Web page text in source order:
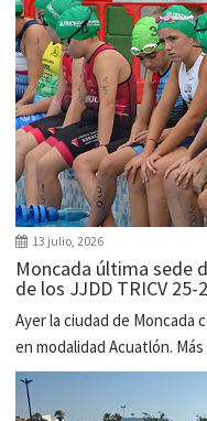
13 julio, 2026
Moncada última sede
de los JJDD TRICV 25-
Ayer la ciudad de Moncada
en modalidad Acuatlón. Más